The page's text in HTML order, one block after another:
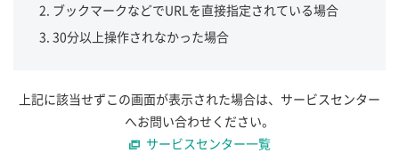
ブックマークなどでURLを直接指定されている場合
30分以上操作されなかった場合
上記に該当せずこの画面が表示された場合は、サービスセンター
へお問い合わせください。
サービスセンター一覧